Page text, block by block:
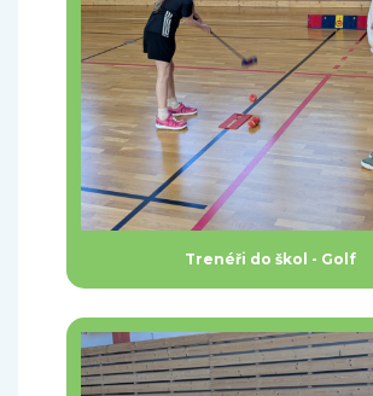
Trenéři do škol - Golf